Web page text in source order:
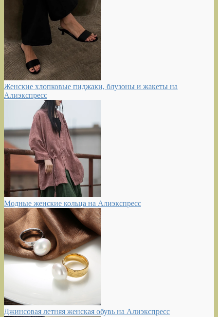
Женские хлопковые пиджаки, блузоны и жакеты на
Алиэкспресс
Модные женские кольца на Алиэкспресс
Джинсовая летняя женская обувь на Алиэкспресс